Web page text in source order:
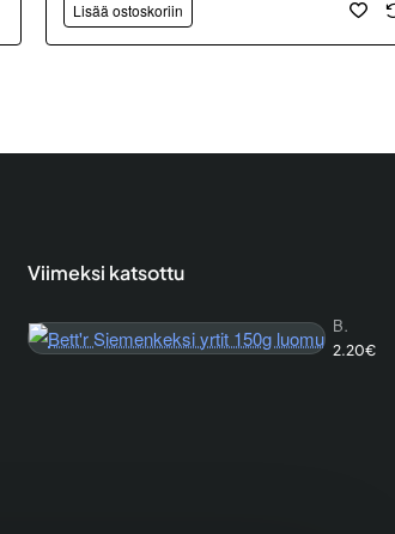
Lisää ostoskoriin
Viimeksi katsottu
Bett'r Siemenkeksi yrtit 150g luomu
2.20€